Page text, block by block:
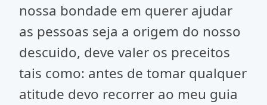
nossa bondade em querer ajudar
as pessoas seja a origem do nosso
descuido, deve valer os preceitos
tais como: antes de tomar qualquer
atitude devo recorrer ao meu guia